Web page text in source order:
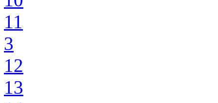
11
3
12
13